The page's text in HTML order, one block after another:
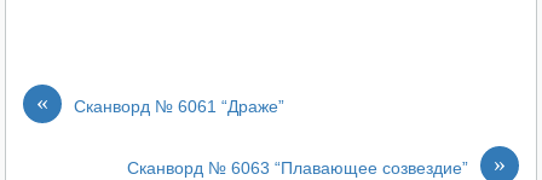
« Сканворд № 6061 “Драже”
»
Сканворд № 6063 “Плавающее созвездие”